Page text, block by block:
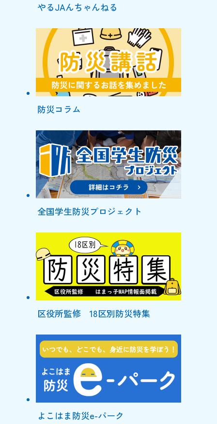
やるJAんちゃんねる
防災コラム
全国学生防災プロジェクト
区役所監修 18区別防災特集
よこはま防災e-パーク